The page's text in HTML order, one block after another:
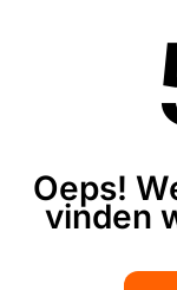
Oeps!
vinden